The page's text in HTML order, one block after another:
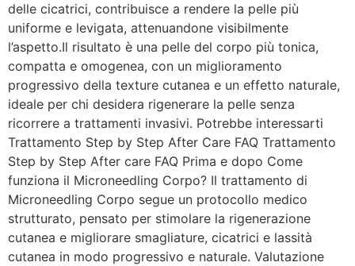
delle cicatrici, contribuisce a rendere la pelle più
uniforme e levigata, attenuandone visibilmente
l’aspetto.Il risultato è una pelle del corpo più tonica,
compatta e omogenea, con un miglioramento
progressivo della texture cutanea e un effetto naturale,
ideale per chi desidera rigenerare la pelle senza
ricorrere a trattamenti invasivi. Potrebbe interessarti
Trattamento Step by Step After Care FAQ Trattamento
Step by Step After care FAQ Prima e dopo Come
funziona il Microneedling Corpo? Il trattamento di
Microneedling Corpo segue un protocollo medico
strutturato, pensato per stimolare la rigenerazione
cutanea e migliorare smagliature, cicatrici e lassità
cutanea in modo progressivo e naturale. Valutazione